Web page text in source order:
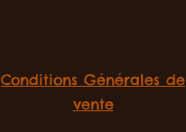
Conditions Générales de
vente